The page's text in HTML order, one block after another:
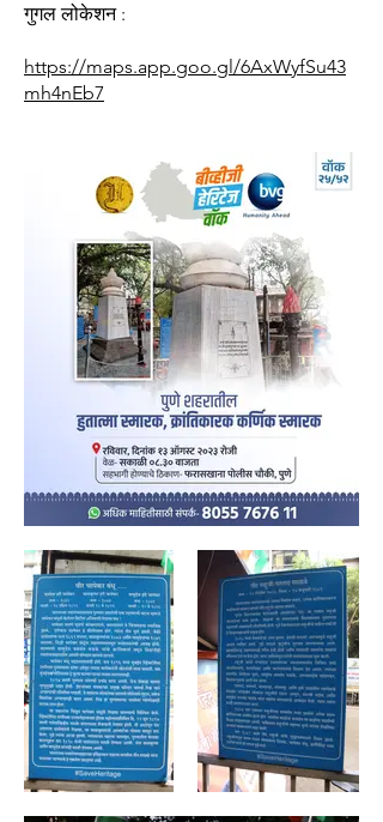
गुगल लोकेशन :
https://maps.app.goo.gl/6AxWyfSu43
mh4nEb7